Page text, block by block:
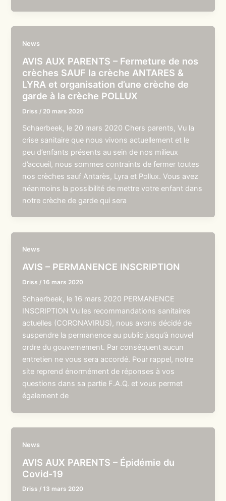
News
AVIS AUX PARENTS – Fermeture de nos
crèches SAUF la crèche ANTARES &
LYRA et organisation d’une crèche de
garde à la crèche POLLUX
Driss / 20 mars 2020
Schaerbeek, le 20 mars 2020 Chers parents, Vu la
crise sanitaire que nous vivons actuellement et le
peu d’enfants présents au sein de nos milieux
d’accueil, nous sommes contraints de fermer toutes
nos crèches sauf Antarès, Lyra et Pollux. Vous avez
néanmoins la possibilité de mettre votre enfant dans
notre crèche de garde qui sera
News
AVIS – PERMANENCE INSCRIPTION
Driss /16 mars 2020
Schaerbeek, le 16 mars 2020 PERMANENCE
INSCRIPTION Vu les recommandations sanitaires
actuelles (CORONAVIRUS), nous avons décidé de
suspendre la permanence au public jusqu’à nouvel
ordre du gouvernement. Par conséquent aucun
entretien ne vous sera accordé. Pour rappel, notre
site reprend énormément de réponses à vos
questions dans sa partie F.A.Q. et vous permet
également de
News
AVIS AUX PARENTS – Épidémie du
Covid-19
Driss /13 mars 2020